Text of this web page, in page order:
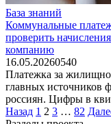
База знаний
Коммунальные
проверить
компанию
16.05.20260540
Платежка за
главных источников
россиян. Цифры в
Пагинация
Назад 1 2 3 … 82